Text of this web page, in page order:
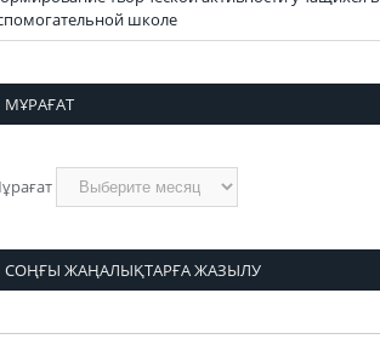
школе
МҰРАҒАТ
СОҢҒЫ ЖАҢАЛЫҚТАРҒА ЖАЗЫЛУ